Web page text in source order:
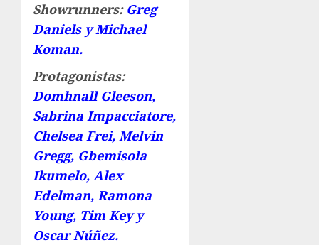
Showrunners: Greg
Daniels y Michael
Koman.
Protagonistas:
Domhnall Gleeson,
Sabrina Impacciatore,
Chelsea Frei, Melvin
Gregg, Gbemisola
Ikumelo, Alex
Edelman, Ramona
Young, Tim Key y
Oscar Núñez.